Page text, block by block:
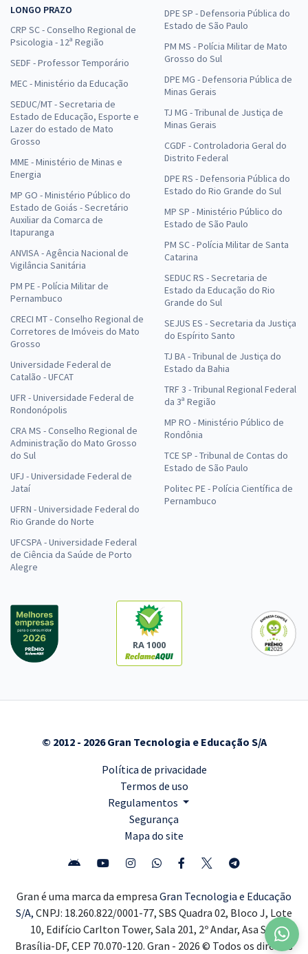
LONGO PRAZO
CRP SC - Conselho Regional de
Psicologia - 12ª Região
SEDF - Professor Temporário
MEC - Ministério da Educação
SEDUC/MT - Secretaria de
Estado de Educação, Esporte e
Lazer do estado de Mato
Grosso
MME - Ministério de Minas e
Energia
MP GO - Ministério Público do
Estado de Goiás - Secretário
Auxiliar da Comarca de
Itapuranga
ANVISA - Agência Nacional de
Vigilância Sanitária
PM PE - Polícia Militar de
Pernambuco
CRECI MT - Conselho Regional de
Corretores de Imóveis do Mato
Grosso
Universidade Federal de
Catalão - UFCAT
UFR - Universidade Federal de
Rondonópolis
CRA MS - Conselho Regional de
Administração do Mato Grosso
do Sul
UFJ - Universidade Federal de
Jataí
UFRN - Universidade Federal do
Rio Grande do Norte
UFCSPA - Universidade Federal
de Ciência da Saúde de Porto
Alegre
DPE SP - Defensoria Pública do
Estado de São Paulo
PM MS - Polícia Militar de Mato
Grosso do Sul
DPE MG - Defensoria Pública de
Minas Gerais
TJ MG - Tribunal de Justiça de
Minas Gerais
CGDF - Controladoria Geral do
Distrito Federal
DPE RS - Defensoria Pública do
Estado do Rio Grande do Sul
MP SP - Ministério Público do
Estado de São Paulo
PM SC - Polícia Militar de Santa
Catarina
SEDUC RS - Secretaria de
Estado da Educação do Rio
Grande do Sul
SEJUS ES - Secretaria da Justiça
do Espírito Santo
TJ BA - Tribunal de Justiça do
Estado da Bahia
TRF 3 - Tribunal Regional Federal
da 3ª Região
MP RO - Ministério Público de
Rondônia
TCE SP - Tribunal de Contas do
Estado de São Paulo
Politec PE - Polícia Científica de
Pernambuco
RA 1000
© 2012 - 2026 Gran Tecnologia e Educação S/A
Política de privacidade
Termos de uso
Regulamentos
Segurança
Mapa do site
Gran é uma marca da empresa Gran Tecnologia e Educação
S/A, CNPJ: 18.260.822/0001-77, SBS Quadra 02, Bloco J, Lote
10, Edifício Carlton Tower, Sala 201, 2º Andar, Asa Sul,
Brasília-DF, CEP 70.070-120. Gran - 2026 © Todos os direitos